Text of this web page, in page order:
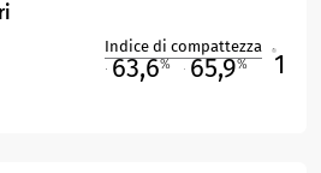
Indice di compattezza
63,6% 65,9% 1